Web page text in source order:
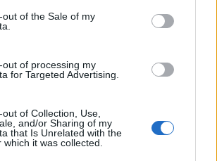
out of the Sale of my
out of processing my
for Targeted Advertising.
of Collection, Use,
and/or Sharing of my
that Is Unrelated with the
it was collected.